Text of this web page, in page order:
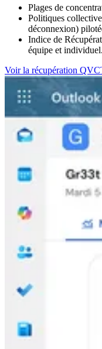
Plages de
Politiques
déconnexion)
Indice de
équipe et individuel.
Voir la récupération